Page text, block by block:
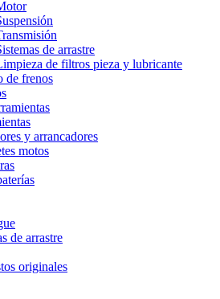
de arrastre
de filtros pieza y lubricante
de frenos
y arrancadores
motos
de arrastre
originales